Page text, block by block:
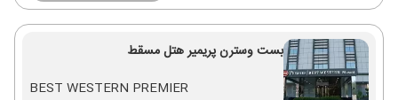
بست وسترن پریمیر هتل مسقط
BEST WESTERN PREMIER